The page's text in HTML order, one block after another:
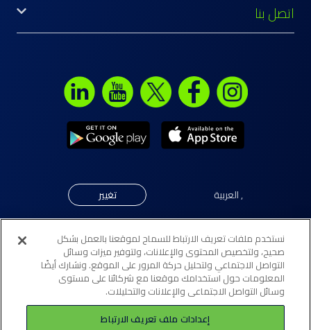
اتصل بنا
,العربية تغيير
© جميع الحقوق محفوظة لبنك "إلى" 2026. مرخّص كبنك تجزئة
تقليدي (فرع تجزئة) من قبل مصرف البحرين المركزي.
لائحة أفضل الممارسات
نستخدم ملفات تعريف الارتباط للسماح لموقعنا بالعمل بشكل
صحيح، ولتخصيص المحتوى والإعلانات، ولتوفير ميزات وسائل
التواصل الاجتماعي ولتحليل حركة المرور على الموقع. ونشارك أيضًا
المعلومات حول استخدامك موقعنا مع شركائنا على مستوى
وسائل التواصل الاجتماعي والإعلانات والتحليلات.
إعدادات ملف تعريف الارتباط